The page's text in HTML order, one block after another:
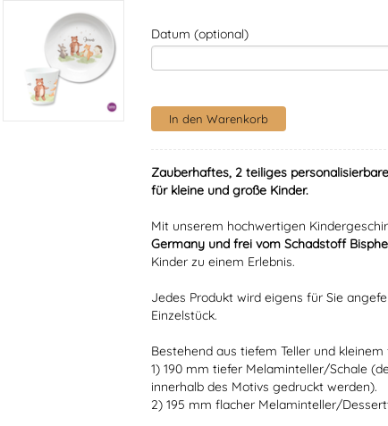
Datum (optional)
Zauberhaftes, 2 teiliges
für kleine und große Kinder.
Mit unserem hochwertigen
Germany und frei vom Schadstoff
Kinder zu einem Erlebnis.
Jedes Produkt wird eigens für Sie
Einzelstück.
Bestehend aus tiefem Teller und kleinem
1) 190 mm tiefer Melaminteller/Schale
innerhalb des Motivs gedruckt werden).
2) 195 mm flacher Melaminteller/